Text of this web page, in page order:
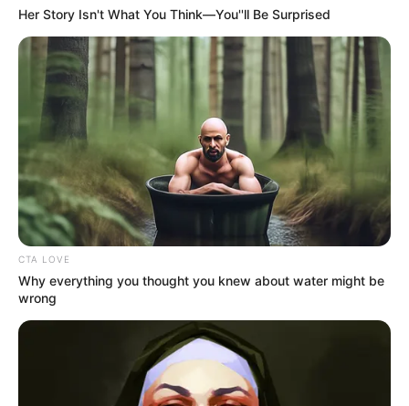
Her Story Isn't What You Think—You''ll Be Surprised
CTA LOVE
Why everything you thought you knew about water might be
wrong